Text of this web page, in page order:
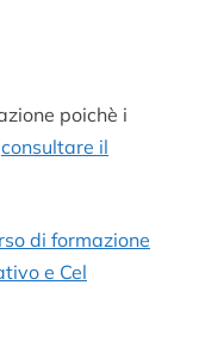
poichè i
consultare il
di formazione
e Cel